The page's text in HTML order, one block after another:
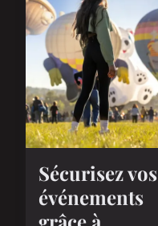
Sécurisez vos
événements